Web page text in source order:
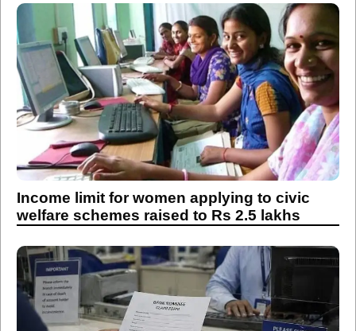
Income limit for women applying to civic
welfare schemes raised to Rs 2.5 lakhs